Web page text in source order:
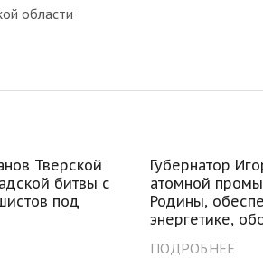
области
Тверской
битвы с
под
Губернатор
атомной
Родины,
энергетике,
ПОДРОБНЕЕ